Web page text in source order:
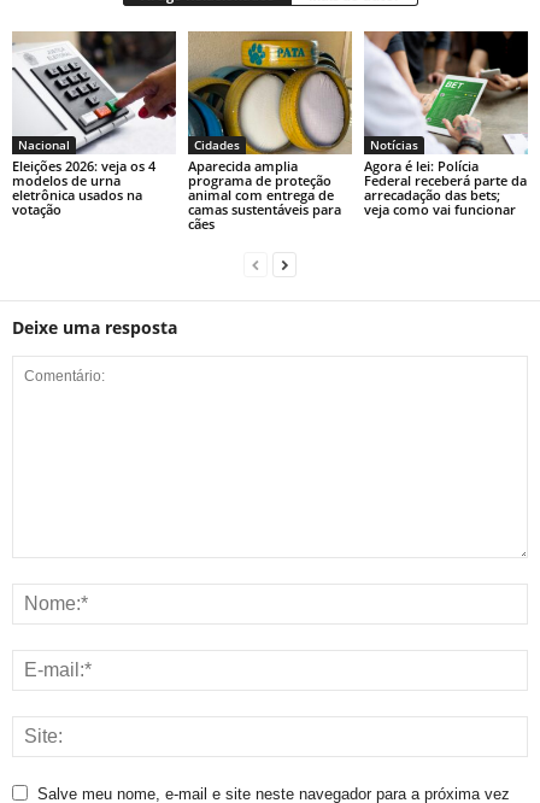
Nacional
Eleições 2026: veja os 4
modelos de urna
eletrônica usados na
votação
Cidades
Aparecida amplia
programa de proteção
animal com entrega de
camas sustentáveis para
cães
Notícias
Agora é lei: Polícia
Federal receberá parte da
arrecadação das bets;
veja como vai funcionar
Deixe uma resposta
Salve meu nome, e-mail e site neste navegador para a próxima vez